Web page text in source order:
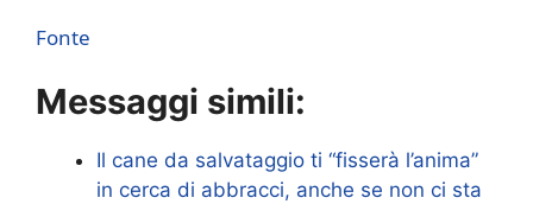
Fonte
Messaggi simili:
Il cane da salvataggio ti “fisserà l’anima”
in cerca di abbracci, anche se non ci sta